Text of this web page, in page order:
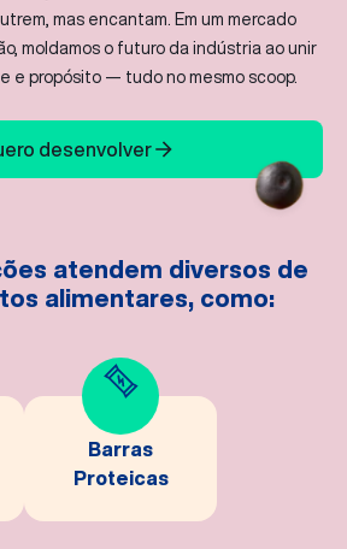
mas encantam. Em um mercado
moldamos o futuro da indústria ao unir
e propósito — tudo no mesmo scoop.
desenvolver
atendem diversos de
alimentares, como:
Barras
Proteicas